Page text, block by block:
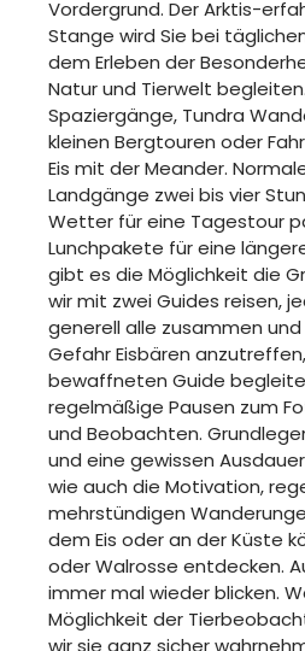
Vordergrund. Der Arktis-
Stange wird Sie bei
dem Erleben der
Natur und Tierwelt
Spaziergänge, Tundra
kleinen Bergtouren oder
Eis mit der Meander.
Landgänge zwei bis vier
Wetter für eine Tagestour
Lunchpakete für eine
gibt es die Möglichkeit die
wir mit zwei Guides reisen,
generell alle zusammen
Gefahr Eisbären
bewaffneten Guide
regelmäßige Pausen zum
und Beobachten.
und eine gewissen
wie auch die Motivation,
mehrstündigen
dem Eis oder an der Küste
oder Walrosse entdecken.
immer mal wieder blicken.
Möglichkeit der
wir sie ganz sicher